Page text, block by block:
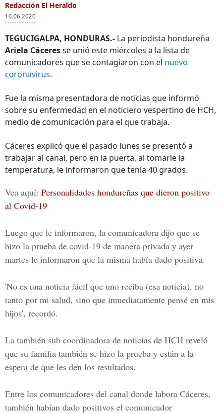
Redacción El Heraldo
10.06.2020
TEGUCIGALPA, HONDURAS.- La periodista hondureña
Ariela Cáceresse unió este miércoles a la lista de
comunicadores que se contagiaron con el nuevo
coronavirus.
Fue la misma presentadora de noticias que informó
sobre su enfermedad en el noticiero vespertino de HCH,
medio de comunicación para el que trabaja.
Cáceres explicó que el pasado lunes se presentó a
trabajar al canal, pero en la puerta, al tomarle la
temperatura, le informaron que tenía 40 grados.
Vea aquí: Personalidades hondureñas que dieron positivo
al Covid-19
Luego que le informaron, la comunicadora dijo que se
hizo la prueba de covid-19 de manera privada y ayer
martes le informaron que la misma había dado positiva.
'No es una noticia fácil que uno reciba (esa noticia), no
tanto por mi salud, sino que inmediatamente pensé en mis
hijos', recordó.
La también sub coordinadora de noticias de HCH reveló
que su familia también se hizo la prueba y están a la
espera de que les den los resultados.
Entre los comunicadores del canal donde labora Cáceres,
también habían dado positivos el comunicador